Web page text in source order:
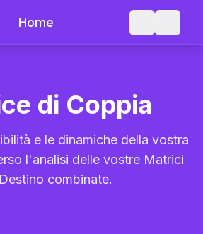
Home
di Coppia
e le dinamiche della vostra
l'analisi delle vostre Matrici
combinate.